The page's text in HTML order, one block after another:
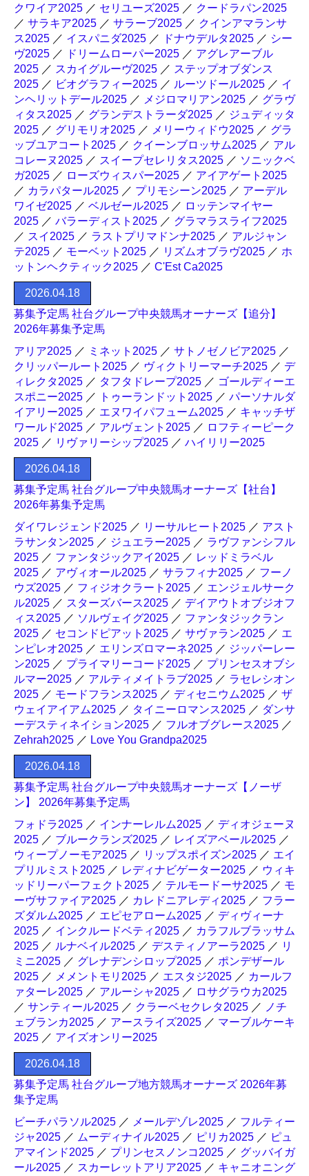
クワイア2025 ／ セリユーズ2025 ／ クードラパン2025
／ サラキア2025 ／ サラーブ2025 ／ クインアマランサ
ス2025 ／ イスパニダ2025 ／ ドナウデルタ2025 ／ シー
ヴ2025 ／ ドリームローパー2025 ／ アグレアーブル
2025 ／ スカイグルーヴ2025 ／ ステップオブダンス
2025 ／ ビオグラフィー2025 ／ ルーツドール2025 ／ イ
ンヘリットデール2025 ／ メジロマリアン2025 ／ グラヴ
ィタス2025 ／ グランデストラーダ2025 ／ ジュディッタ
2025 ／ グリモリオ2025 ／ メリーウィドウ2025 ／ グラ
ッブユアコート2025 ／ クイーンブロッサム2025 ／ アル
コレーヌ2025 ／ スイープセレリタス2025 ／ ソニックベ
ガ2025 ／ ローズウィスパー2025 ／ アイアゲート2025
／ カラパタール2025 ／ プリモシーン2025 ／ アーデル
ワイゼ2025 ／ ベルゼール2025 ／ ロッテンマイヤー
2025 ／ バラーディスト2025 ／ グラマラスライフ2025
／ スイ2025 ／ ラストプリマドンナ2025 ／ アルジャン
テ2025 ／ モーベット2025 ／ リズムオブラヴ2025 ／ ホ
ットンヘクティック2025 ／ C'Est Ca2025
2026.04.18
募集予定馬 社台グループ中央競馬オーナーズ【追分】
2026年募集予定馬
アリア2025 ／ ミネット2025 ／ サトノゼノビア2025 ／
クリッパールート2025 ／ ヴィクトリーマーチ2025 ／ デ
ィレクタ2025 ／ タフタドレープ2025 ／ ゴールディーエ
スポニー2025 ／ トゥーランドット2025 ／ パーソナルダ
イアリー2025 ／ エヌワイパフューム2025 ／ キャッチザ
ワールド2025 ／ アルヴェント2025 ／ ロフティーピーク
2025 ／ リヴァリーシップ2025 ／ ハイリリー2025
2026.04.18
募集予定馬 社台グループ中央競馬オーナーズ【社台】
2026年募集予定馬
ダイワレジェンド2025 ／ リーサルヒート2025 ／ アスト
ラサンタン2025 ／ ジュエラー2025 ／ ラヴファンシフル
2025 ／ ファンタジックアイ2025 ／ レッドミラベル
2025 ／ アヴィオール2025 ／ サラフィナ2025 ／ フーノ
ウズ2025 ／ フィジオクラート2025 ／ エンジェルサーク
ル2025 ／ スターズバース2025 ／ デイアウトオブジオフ
ィス2025 ／ ソルヴェイグ2025 ／ ファンタジックラン
2025 ／ セコンドピアット2025 ／ サヴァラン2025 ／ エ
ンピレオ2025 ／ エリンズロマーネ2025 ／ ジッパーレー
ン2025 ／ プライマリーコード2025 ／ プリンセスオブシ
ルマー2025 ／ アルティメイトラブ2025 ／ ラセレシオン
2025 ／ モードフランス2025 ／ ディセニウム2025 ／ ザ
ウェイアイアム2025 ／ タイニーロマンス2025 ／ ダンサ
ーデスティネイション2025 ／ フルオブグレース2025 ／
Zehrah2025 ／ Love You Grandpa2025
2026.04.18
募集予定馬 社台グループ中央競馬オーナーズ【ノーザ
ン】 2026年募集予定馬
フォドラ2025 ／ インナーレルム2025 ／ ディオジェーヌ
2025 ／ ブルークランズ2025 ／ レイズアベール2025 ／
ウィープノーモア2025 ／ リップスポイズン2025 ／ エイ
プリルミスト2025 ／ レディナビゲーター2025 ／ ウィキ
ッドリーパーフェクト2025 ／ テルモードーサ2025 ／ モ
ーヴサファイア2025 ／ カレドニアレディ2025 ／ フラー
ズダルム2025 ／ エピセアローム2025 ／ ディヴィーナ
2025 ／ インクルードベティ2025 ／ カラフルブラッサム
2025 ／ ルナベイル2025 ／ デスティノアーラ2025 ／ リ
ミニ2025 ／ グレナデンシロップ2025 ／ ポンデザール
2025 ／ メメントモリ2025 ／ エスタジ2025 ／ カールフ
ァターレ2025 ／ アルーシャ2025 ／ ロサグラウカ2025
／ サンティール2025 ／ クラーベセクレタ2025 ／ ノチ
ェブランカ2025 ／ アースライズ2025 ／ マーブルケーキ
2025 ／ アイズオンリー2025
2026.04.18
募集予定馬 社台グループ地方競馬オーナーズ 2026年募
集予定馬
ビーチパラソル2025 ／ メールデゾレ2025 ／ フルティー
ジャ2025 ／ ムーディナイル2025 ／ ピリカ2025 ／ ピュ
アマインド2025 ／ プリンセスノンコ2025 ／ グッバイガ
ール2025 ／ スカーレットアリア2025 ／ キャニオニング